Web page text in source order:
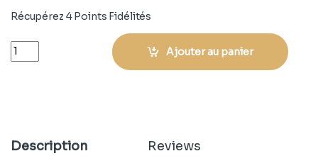
Récupérez 4 Points Fidélités
Quantity Ajouter au panier
Description Reviews